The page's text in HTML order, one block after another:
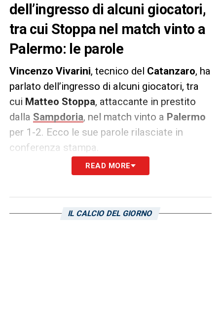
dell’ingresso di alcuni giocatori,
tra cui Stoppa nel match vinto a
Palermo: le parole
Vincenzo Vivarini, tecnico del Catanzaro, ha
parlato dell’ingresso di alcuni giocatori, tra
cui Matteo Stoppa, attaccante in prestito
dalla Sampdoria, nel match vinto a Palermo
per 1-2. Ecco le sue parole rilasciate in
conferenza stampa.
DICHIARAZIONI –«Katseris e Vandeputte
stremati, quasi tutti i cambi erano obbligati e
READ MORE
IL CALCIO DEL GIORNO